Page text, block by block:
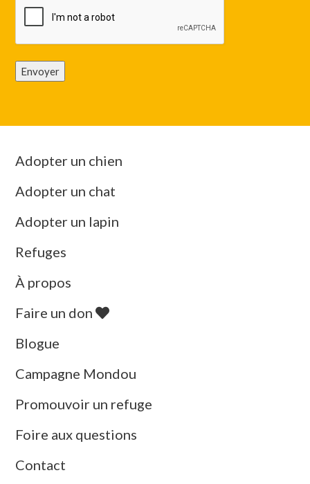
Envoyer
Adopter un chien
Adopter un chat
Adopter un lapin
Refuges
À propos
Faire un don
Blogue
Campagne Mondou
Promouvoir un refuge
Foire aux questions
Contact